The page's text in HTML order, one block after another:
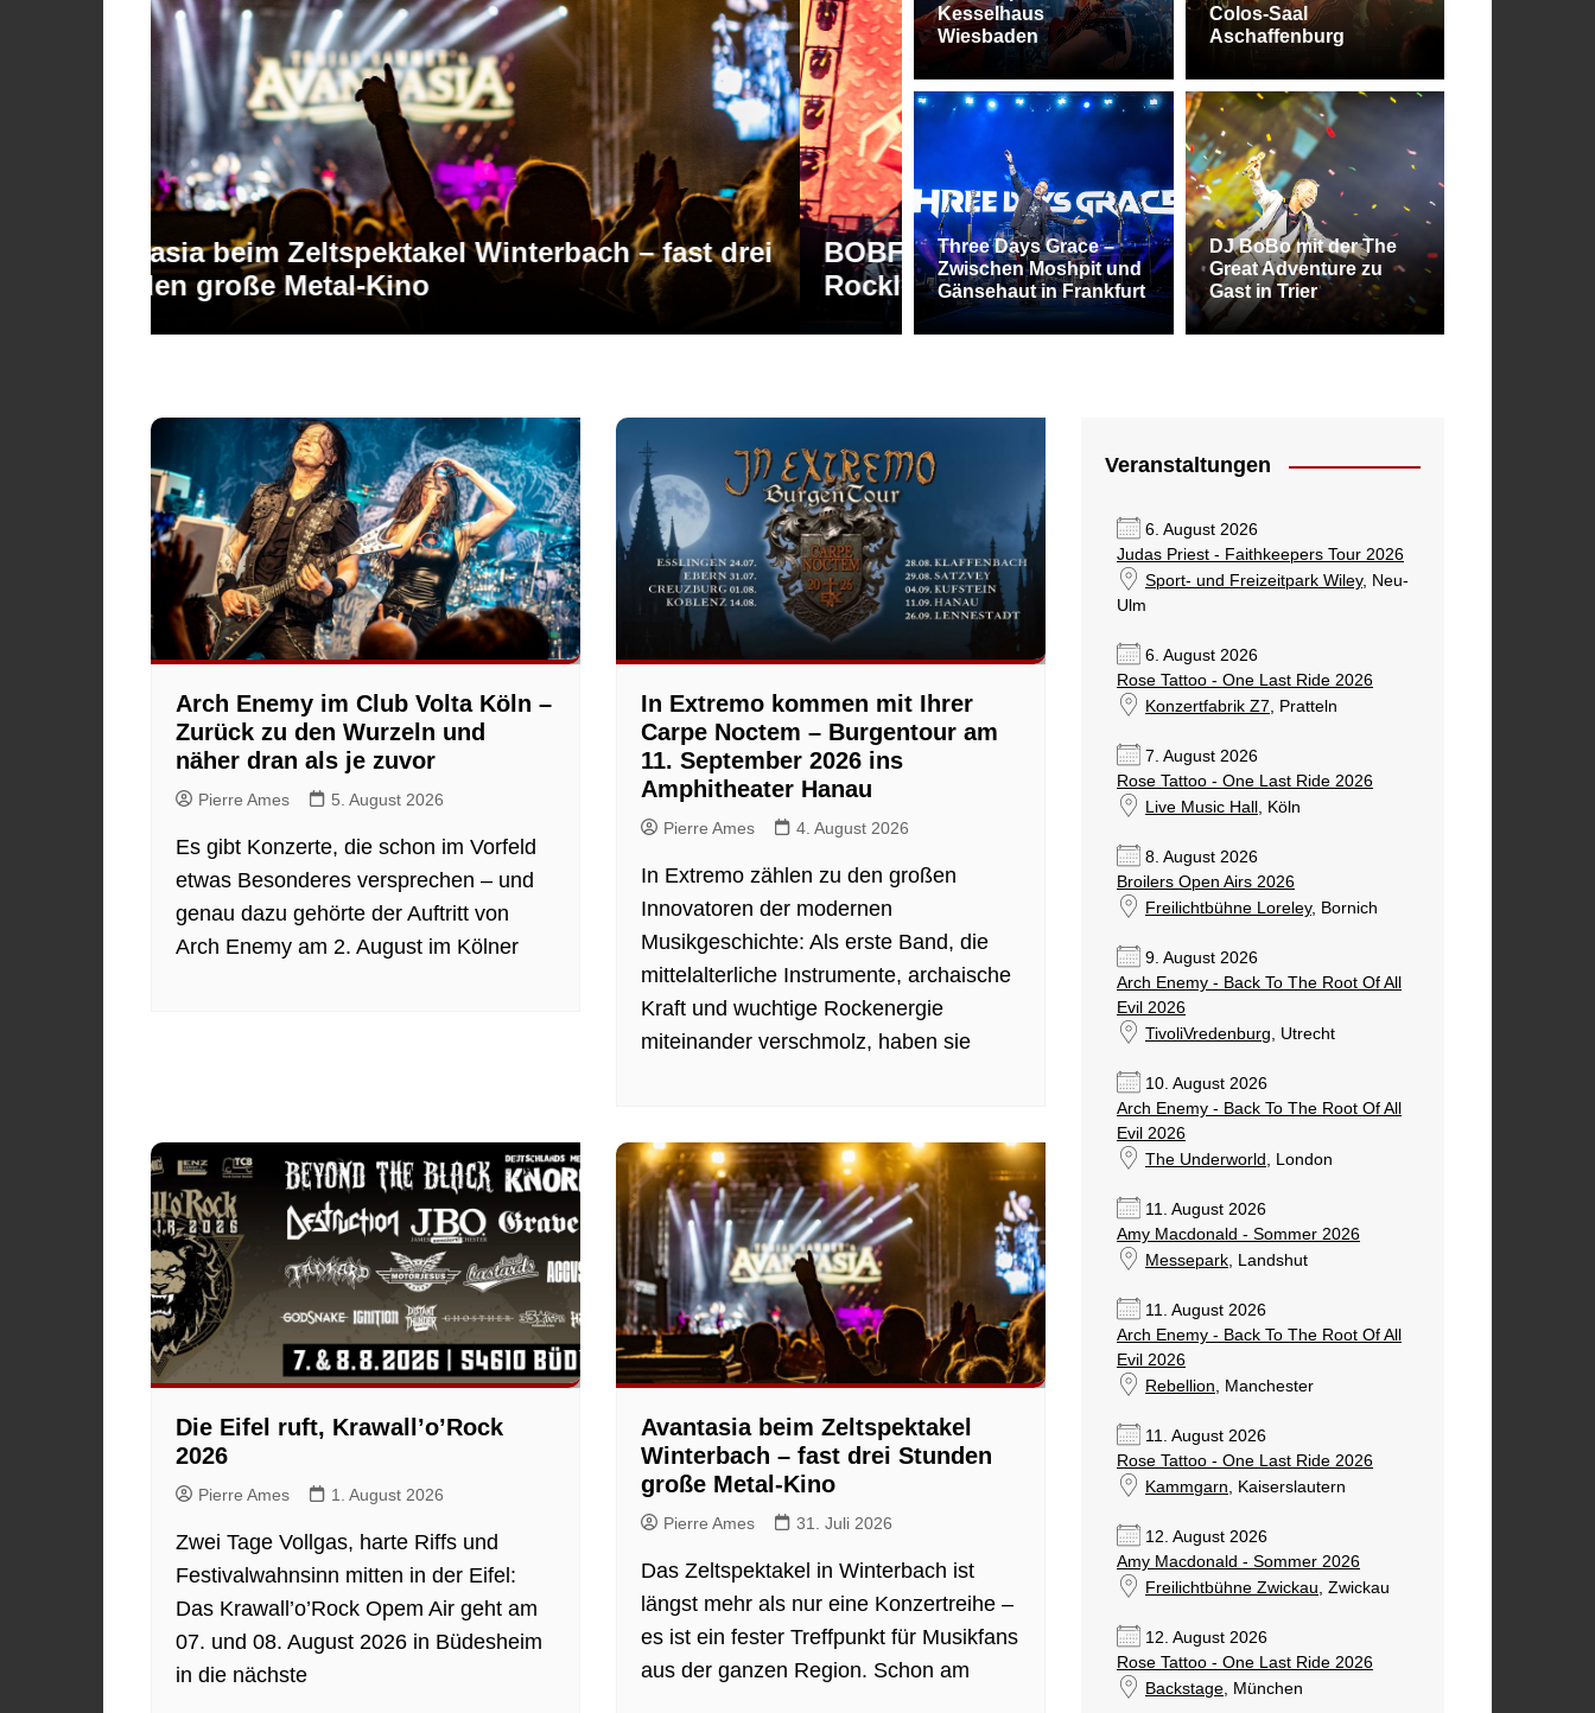
BOBFest 2026 – Sonne, starke Bands und eine
Rocklegende als Headliner
RVBang Festival 2026 – Balingen bleibt die
Hochburg des Südens
Kesselhaus
Wiesbaden
Colos-Saal
Aschaffenburg
Three Days Grace –
Zwischen Moshpit und
Gänsehaut in Frankfurt
DJ BoBo mit der The
Great Adventure zu
Gast in Trier
Arch Enemy im Club Volta Köln –
Zurück zu den Wurzeln und
näher dran als je zuvor
Pierre Ames 5. August 2026
Es gibt Konzerte, die schon im Vorfeld
etwas Besonderes versprechen – und
genau dazu gehörte der Auftritt von
Arch Enemy am 2. August im Kölner
In Extremo kommen mit Ihrer
Carpe Noctem – Burgentour am
11. September 2026 ins
Amphitheater Hanau
Pierre Ames 4. August 2026
In Extremo zählen zu den großen
Innovatoren der modernen
Musikgeschichte: Als erste Band, die
mittelalterliche Instrumente, archaische
Kraft und wuchtige Rockenergie
miteinander verschmolz, haben sie
Die Eifel ruft, Krawall’o’Rock
2026
Pierre Ames 1. August 2026
Zwei Tage Vollgas, harte Riffs und
Festivalwahnsinn mitten in der Eifel:
Das Krawall’o’Rock Opem Air geht am
07. und 08. August 2026 in Büdesheim
in die nächste
Avantasia beim Zeltspektakel
Winterbach – fast drei Stunden
große Metal-Kino
Pierre Ames 31. Juli 2026
Das Zeltspektakel in Winterbach ist
längst mehr als nur eine Konzertreihe –
es ist ein fester Treffpunkt für Musikfans
aus der ganzen Region. Schon am
Veranstaltungen
6. August 2026
Judas Priest - Faithkeepers Tour 2026
Sport- und Freizeitpark Wiley, Neu-
Ulm
6. August 2026
Rose Tattoo - One Last Ride 2026
Konzertfabrik Z7, Pratteln
7. August 2026
Rose Tattoo - One Last Ride 2026
Live Music Hall , Köln
8. August 2026
Broilers Open Airs 2026
Freilichtbühne Loreley, Bornich
9. August 2026
Arch Enemy - Back To The Root Of All
Evil 2026
TivoliVredenburg, Utrecht
10. August 2026
Arch Enemy - Back To The Root Of All
Evil 2026
The Underworld , London
11. August 2026
Amy Macdonald - Sommer 2026
Messepark, Landshut
11. August 2026
Arch Enemy - Back To The Root Of All
Evil 2026
Rebellion, Manchester
11. August 2026
Rose Tattoo - One Last Ride 2026
Kammgarn, Kaiserslautern
12. August 2026
Amy Macdonald - Sommer 2026
Freilichtbühne Zwickau, Zwickau
12. August 2026
Rose Tattoo - One Last Ride 2026
Backstage, München